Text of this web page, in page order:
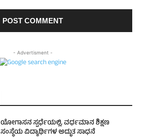
- Advertisment -
ಯೋಗಾಸನ ಸ್ಪರ್ಧೆಯಲ್ಲಿ, ವರ್ಧಮಾನ ಶಿಕ್ಷಣ
ಸಂಸ್ಥೆಯ ವಿದ್ಯಾರ್ಥಿಗಳ ಅದ್ಭುತ ಸಾಧನೆ